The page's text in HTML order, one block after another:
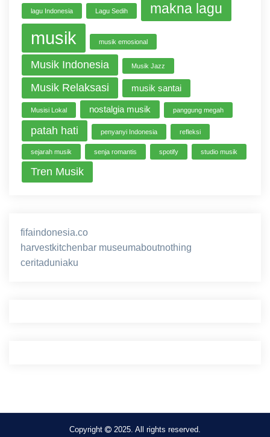
lagu Indonesia Lagu Sedih makna lagu
musik musik emosional
Musik Indonesia Musik Jazz
Musik Relaksasi musik santai
Musisi Lokal nostalgia musik panggung megah
patah hati penyanyi Indonesia refleksi
sejarah musik senja romantis spotify studio musik
Tren Musik
fifaindonesia.co
harvestkitchenbar museumaboutnothing
ceritaduniaku
Copyright 2025. All rights reserved.